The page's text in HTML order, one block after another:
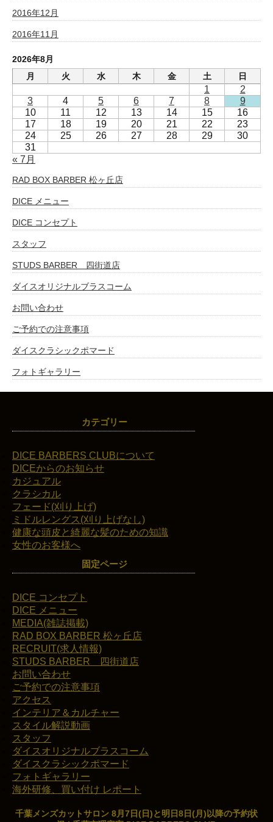
2016年12月
2016年11月
2026年8月
月
火 水 木 金 土 日
1
2
3
4 5 6 7 8
9
10
11 12 13 14 15
16
17
18 19 20 21 22
23
24
25 26 27 28 29
30
31
« 7月
RAD BOX BARBER 松ヶ丘店
DICE メニュー
DICE コンセプト
スタッフ
STUDS BARBER 四街道店
ダイスオリジナルブラスコーム
お問い合わせ
ご予約での注意事項
ダイスクラシックポマード
フォトギャラリー
カテゴリー
DICE BARBERS CLUBについて
DICEからのお知らせ
カジュアル
クラシカル
フェード(刈り上げ)
ミドルレングス(刈り上げなし)
健康な頭皮と綺麗な髪のための知識
女性のお客様へ
固定ページ
DICE コンセプト
DICE メニュー
MEDIA(雑誌掲載)
RAD BOX BARBER 松ヶ丘店
RECRUIT(求人情報)
STUDS BARBER 四街道店
お問い合わせ
ご予約での注意事項
アクセス
インテリア＆カルチャー
スタイル解説動画
スタッフ
ダイスオリジナルブラスコーム
ダイスクラシックポマード
フォトギャラリー
海外研修、買い付け レポート
千葉メンズカットサロン 8月7日(日)と明日8日(月)以降の予約状